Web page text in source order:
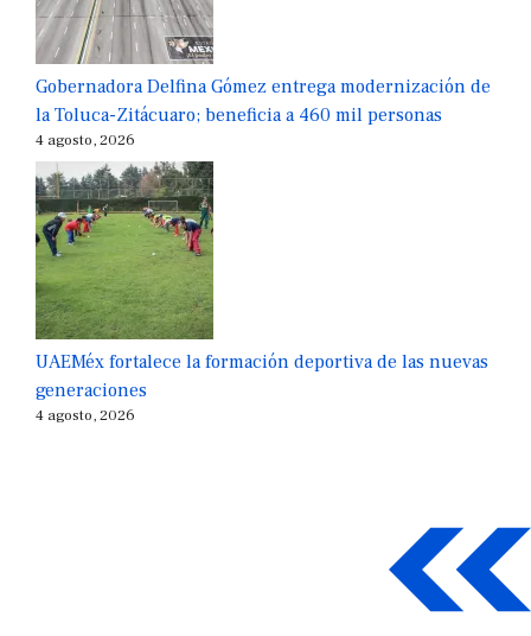
Gobernadora Delfina Gómez entrega modernización de
la Toluca-Zitácuaro; beneficia a 460 mil personas
4 agosto, 2026
UAEMéx fortalece la formación deportiva de las nuevas
generaciones
4 agosto, 2026